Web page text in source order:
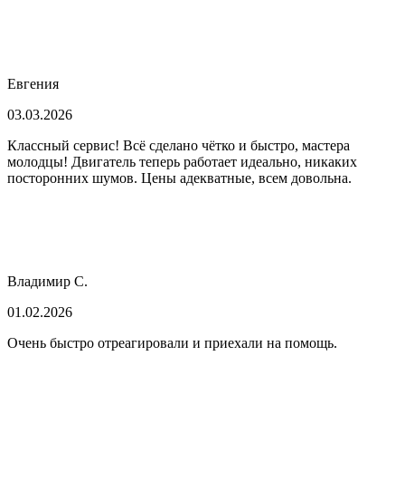
Евгения
03.03.2026
Классный сервис! Всё сделано чётко и быстро, мастера
молодцы! Двигатель теперь работает идеально, никаких
посторонних шумов. Цены адекватные, всем довольна.
Владимир С.
01.02.2026
Очень быстро отреагировали и приехали на помощь.